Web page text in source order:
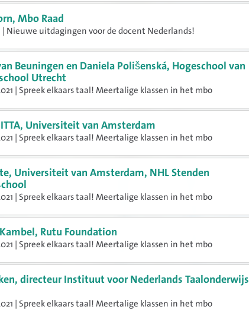
Mbo Raad
| Nieuwe uitdagingen voor de docent Nederlands!
Beuningen en Daniela Polišenská, Hogeschool van
Utrecht
| Spreek elkaars taal! Meertalige klassen in het mbo
Universiteit van Amsterdam
| Spreek elkaars taal! Meertalige klassen in het mbo
Universiteit van Amsterdam, NHL Stenden
| Spreek elkaars taal! Meertalige klassen in het mbo
Rutu Foundation
| Spreek elkaars taal! Meertalige klassen in het mbo
directeur Instituut voor Nederlands Taalonderwijs
| Spreek elkaars taal! Meertalige klassen in het mbo